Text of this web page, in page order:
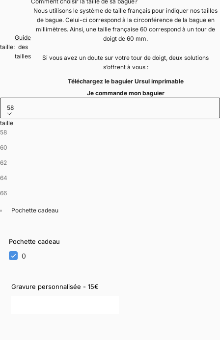
taille:
Guide
des
tailles
Nous utilisons le système de taille français pour indiquer nos tailles
de bague. Celui-ci correspond à la circonférence de la bague en
millimètres. Ainsi, une taille française 60 correspond à un tour de
doigt de 60 mm.
Si vous avez un doute sur votre tour de doigt, deux solutions
s’offrent à vous :
Téléchargez le baguier Ursul imprimable
Je commande mon baguier
58
taille
58
60
62
64
66
Pochette cadeau
Pochette cadeau
0
Gravure personnalisée - 15€